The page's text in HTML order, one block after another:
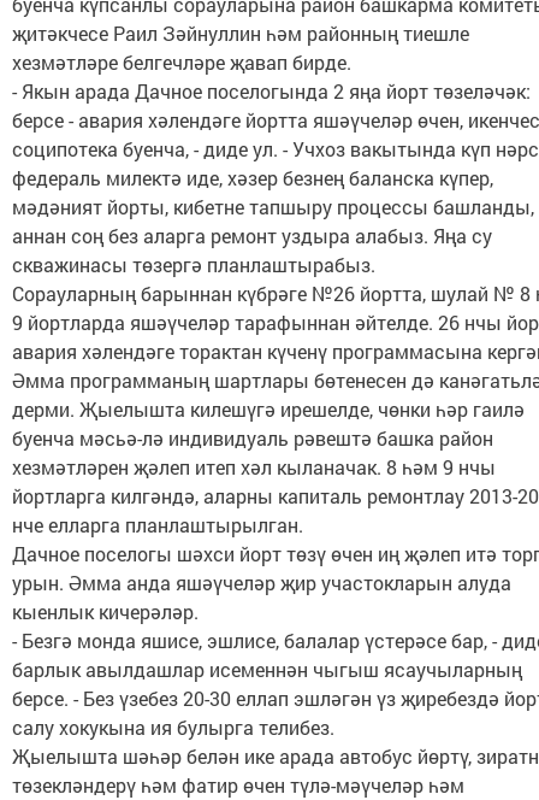
җитәкчесе Раил Зәйнуллин һәм районның тиешле
хезмәтләре белгечләре җавап бирде.
- Якын арада Дачное поселогында 2 яңа йорт төзеләчәк:
берсе - авария хәлендәге йортта яшәүчеләр өчен,
соципотека буенча, - диде ул. - Учхоз вакытында күп
федераль милектә иде, хәзер безнең баланска күпер,
мәдәният йорты, кибетне тапшыру процессы башланды,
аннан соң без аларга ремонт уздыра алабыз. Яңа су
скважинасы төзергә планлаштырабыз.
Сорауларның барыннан күбрәге №26 йортта, шулай № 8
9 йортларда яшәүчеләр тарафыннан әйтелде. 26 нчы
авария хәлендәге торактан күченү программасына
Әмма программаның шартлары бөтенесен дә
дерми. Җыелышта килешүгә ирешелде, чөнки һәр гаилә
буенча мәсьә-лә индивидуаль рәвештә башка район
хезмәтләрен җәлеп итеп хәл кыланачак. 8 һәм 9 нчы
йортларга килгәндә, аларны капиталь ремонтлау 2013-
нче елларга планлаштырылган.
Дачное поселогы шәхси йорт төзү өчен иң җәлеп итә
урын. Әмма анда яшәүчеләр җир участокларын алуда
кыенлык кичерәләр.
- Безгә монда яшисе, эшлисе, балалар үстерәсе бар, -
барлык авылдашлар исеменнән чыгыш ясаучыларның
берсе. - Без үзебез 20-30 еллап эшләгән үз җиребездә
салу хокукына ия булырга телибез.
Җыелышта шәһәр белән ике арада автобус йөртү,
төзекләндерү һәм фатир өчен түлә-мәүчеләр һәм